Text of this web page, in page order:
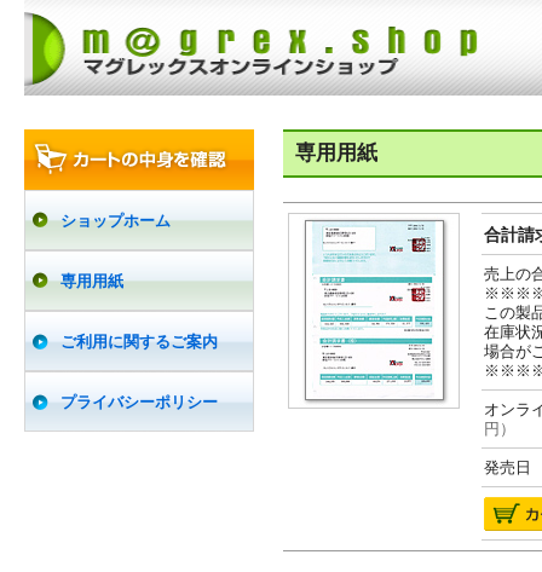
ショップホーム
専用用紙
ご利用に関するご案内
プライバシーポリシー
専用用紙
合計請
売上の
この製
在庫状
場合が
オン
円）
発売日